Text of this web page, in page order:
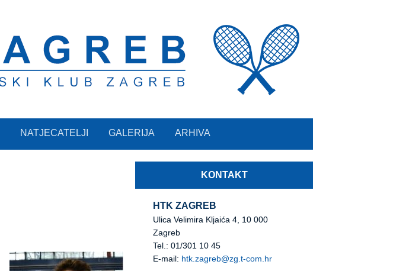
NATJECATELJI GALERIJA ARHIVA
KONTAKT
HTK ZAGREB
Ulica Velimira Kljaića 4, 10 000
Zagreb
Tel.: 01/301 10 45
E-mail: htk.zagreb@zg.t-com.hr